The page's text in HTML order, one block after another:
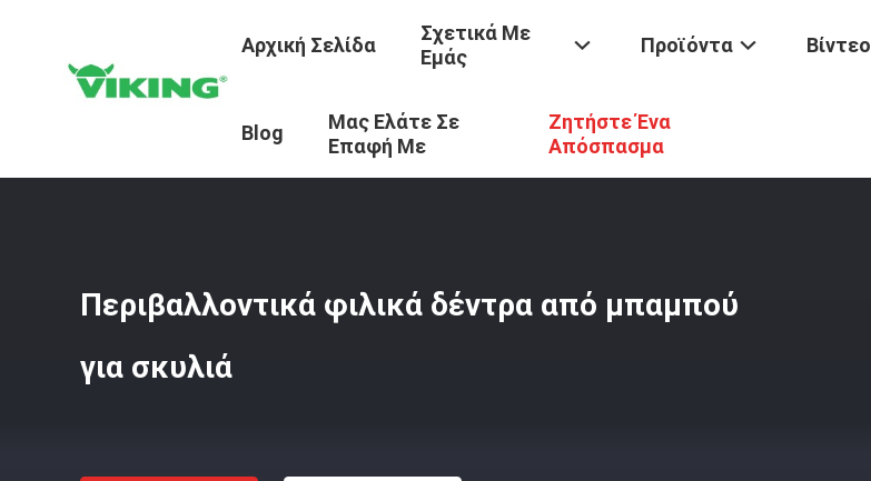
Αρχική Σελίδα
Σχετικά Με
Εμάς
Προϊόντα Βίντεο
Blog
Μας Ελάτε Σε
Επαφή Με
Ζητήστε Ένα
Απόσπασμα
Προϊόντα Κοτλέ Ύφασμα / Περιβαλλοντικά Φιλικά Δέντρα Από Μπαμπού Για Σκυλιά
Περιβαλλοντικά φιλικά δέντρα από μπαμπού
για σκυλιά